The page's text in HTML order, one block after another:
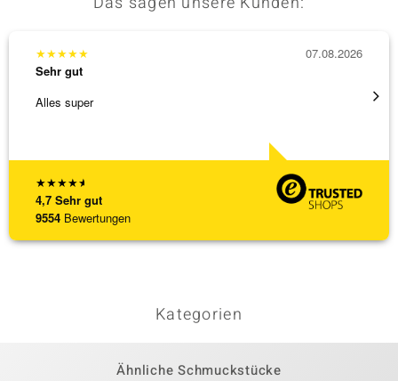
★★★★★
4,7 Sehr gut
9554 Bewertungen
★★★★★
Sehr gut
Alles super
07.08.2026
Kategorien
Ähnliche Schmuckstücke